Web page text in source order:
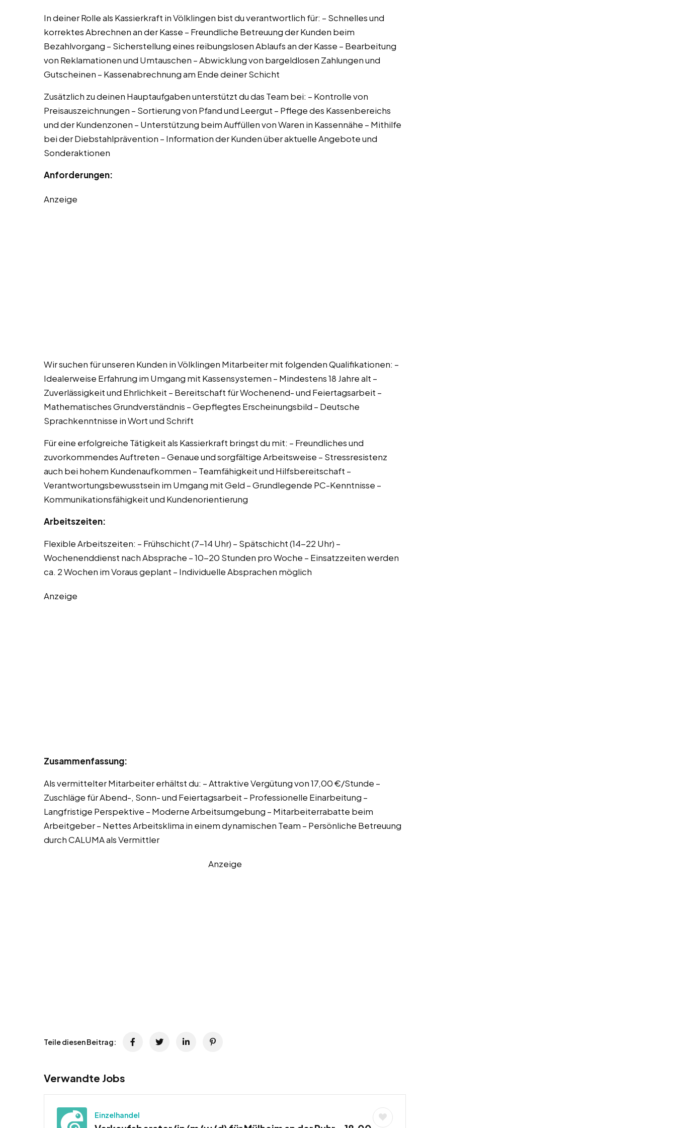
In deiner Rolle als Kassierkraft in Völklingen bist du verantwortlich für: – Schnelles und
korrektes Abrechnen an der Kasse – Freundliche Betreuung der Kunden beim
Bezahlvorgang – Sicherstellung eines reibungslosen Ablaufs an der Kasse – Bearbeitung
von Reklamationen und Umtauschen – Abwicklung von bargeldlosen Zahlungen und
Gutscheinen – Kassenabrechnung am Ende deiner Schicht
Zusätzlich zu deinen Hauptaufgaben unterstützt du das Team bei: – Kontrolle von
Preisauszeichnungen – Sortierung von Pfand und Leergut – Pflege des Kassenbereichs
und der Kundenzonen – Unterstützung beim Auffüllen von Waren in Kassennähe – Mithilfe
bei der Diebstahlprävention – Information der Kunden über aktuelle Angebote und
Sonderaktionen
Anforderungen:
Anzeige
Wir suchen für unseren Kunden in Völklingen Mitarbeiter mit folgenden Qualifikationen: –
Idealerweise Erfahrung im Umgang mit Kassensystemen – Mindestens 18 Jahre alt –
Zuverlässigkeit und Ehrlichkeit – Bereitschaft für Wochenend- und Feiertagsarbeit –
Mathematisches Grundverständnis – Gepflegtes Erscheinungsbild – Deutsche
Sprachkenntnisse in Wort und Schrift
Für eine erfolgreiche Tätigkeit als Kassierkraft bringst du mit: – Freundliches und
zuvorkommendes Auftreten – Genaue und sorgfältige Arbeitsweise – Stressresistenz
auch bei hohem Kundenaufkommen – Teamfähigkeit und Hilfsbereitschaft –
Verantwortungsbewusstsein im Umgang mit Geld – Grundlegende PC-Kenntnisse –
Kommunikationsfähigkeit und Kundenorientierung
Arbeitszeiten:
Flexible Arbeitszeiten: – Frühschicht (7-14 Uhr) – Spätschicht (14-22 Uhr) –
Wochenenddienst nach Absprache – 10-20 Stunden pro Woche – Einsatzzeiten werden
ca. 2 Wochen im Voraus geplant – Individuelle Absprachen möglich
Anzeige
Zusammenfassung:
Als vermittelter Mitarbeiter erhältst du: – Attraktive Vergütung von 17,00 €/Stunde –
Zuschläge für Abend-, Sonn- und Feiertagsarbeit – Professionelle Einarbeitung –
Langfristige Perspektive – Moderne Arbeitsumgebung – Mitarbeiterrabatte beim
Arbeitgeber – Nettes Arbeitsklima in einem dynamischen Team – Persönliche Betreuung
durch CALUMA als Vermittler
Anzeige
Teile diesen Beitrag:
Verwandte Jobs
Einzelhandel